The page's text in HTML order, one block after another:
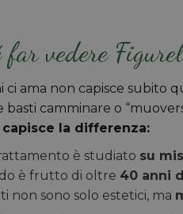
far vedere
ci ama non capisce subito
basti camminare o
la differenza:
è studiato su
è frutto di oltre 40 anni
non sono solo estetici, ma